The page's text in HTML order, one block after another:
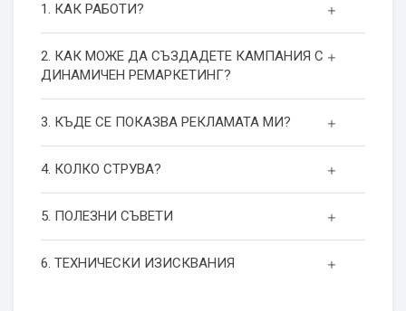
1. КАК РАБОТИ?
2. КАК МОЖЕ ДА СЪЗДАДЕТЕ КАМПАНИЯ С
ДИНАМИЧЕН РЕМАРКЕТИНГ?
3. КЪДЕ СЕ ПОКАЗВА РЕКЛАМАТА МИ?
4. КОЛКО СТРУВА?
5. ПОЛЕЗНИ СЪВЕТИ
6. ТЕХНИЧЕСКИ ИЗИСКВАНИЯ